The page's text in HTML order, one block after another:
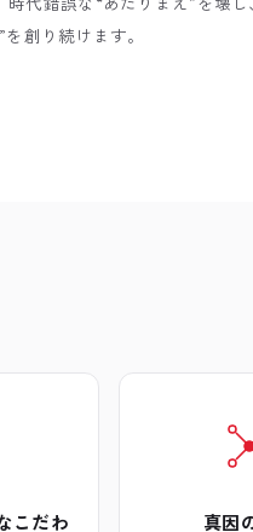
創り続けます。
こだわ
真因